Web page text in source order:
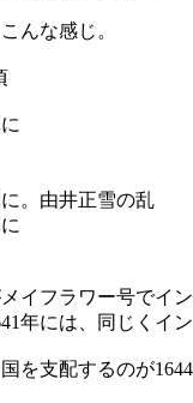
んな感じ。
。由井正雪の乱
イフラワー号でイ
年には、同じくイ
を支配するのが